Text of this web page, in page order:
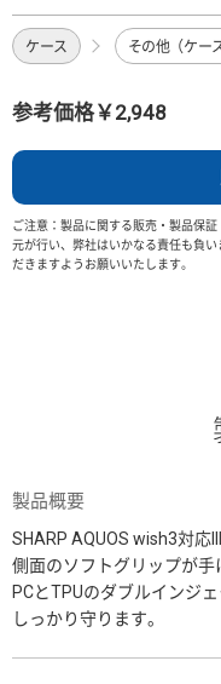
ケース その他（ケース
参考価格￥2,948
ご注意：製品に関する販売・製品保
元が行い、弊社はいかなる責任も負
だきますようお願いいたします。
製品概要
SHARP AQUOS wish3対応
側面のソフトグリップが手
PCとTPUのダブルインジ
しっかり守ります。